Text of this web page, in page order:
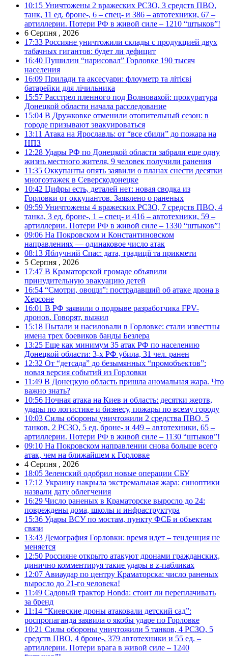
10:15 Уничтожены 2 вражеских РСЗО, 3 средств ПВО,
танк, 11 ед. броне-, 6 – спец- и 386 – автотехники, 67 –
артиллерии. Потери РФ в живой силе – 1210 “штыков”!
6 Серпня , 2026
17:33 Россияне уничтожили склады с продукцией двух
табачных гигантов: будет ли дефицит
16:40 Пушилин “нарисовал” Горловке 190 тысяч
населения
16:09 Прилади та аксесуари: флоуметр та літієві
батарейки для лічильника
15:57 Расстрел пленного под Волновахой: прокуратура
Донецкой области начала расследование
15:04 В Дружковке отменили отопительный сезон: в
городе призывают эвакуироваться
13:11 Атака на Ярославль: от “все сбили” до пожара на
НПЗ
12:28 Удары РФ по Донецкой области забрали еще одну
жизнь местного жителя, 9 человек получили ранения
11:35 Оккупанты опять заявили о планах снести десятки
многоэтажек в Северскодонецке
10:42 Цифры есть, деталей нет: новая сводка из
Горловки от оккупантов. Заявлено о раненых
09:59 Уничтожены 4 вражеских РСЗО, 7 средств ПВО, 4
танка, 3 ед. броне-, 1 – спец- и 416 – автотехники, 59 –
артиллерии. Потери РФ в живой силе – 1330 “штыков”!
09:06 На Покровском и Константиновском
направлениях — одинаковое число атак
08:13 Яблучний Спас: дата, традиції та прикмети
5 Серпня , 2026
17:47 В Краматорской громаде объявили
принудительную эвакуацию детей
16:54 “Смотри, овощи”: пострадавший об атаке дрона в
Херсоне
16:01 В РФ заявили о подрыве разработчика FPV-
дронов. Говорят, выжил
15:18 Пытали и насиловали в Горловке: стали известны
имена трех боевиков банды Безлера
13:25 Еще как минимум 35 атак РФ по населению
Донецкой области: 3-х РФ убила, 31 чел. ранен
12:32 От “детсада” до безымянных “промобъектов”:
новая версия событий из Горловки
11:49 В Донецкую область пришла аномальная жара. Что
важно знать?
10:56 Ночная атака на Киев и область: десятки жертв,
удары по логистике и бизнесу, пожары по всему городу
10:03 Силы обороны уничтожили 2 средства ПВО, 5
танков, 2 РСЗО, 5 ед. броне- и 449 – автотехники, 65 –
артиллерии. Потери РФ в живой силе – 1130 “штыков”!
09:10 На Покровском направлении снова больше всего
атак, чем на ближайшем к Горловке
4 Серпня , 2026
18:05 Зеленский одобрил новые операции СБУ
17:12 Украину накрыла экстремальная жара: синоптики
назвали дату облегчения
16:29 Число раненых в Краматорске выросло до 24:
повреждены дома, школы и инфраструктура
15:36 Удары ВСУ по мостам, пункту ФСБ и объектам
связи
13:43 Демография Горловки: время идет – тенденция не
меняется
12:50 Россияне открыто атакуют дронами гражданских,
цинично комментируя такие удары в z-пабликах
12:07 Авиаудар по центру Краматорска: число раненых
выросло до 21-го человека!
11:49 Садовый трактор Honda: стоит ли переплачивать
за бренд
11:14 “Киевские дроны атаковали детский сад”:
роспропаганда заявила о якобы ударе по Горловке
10:21 Силы обороны уничтожили 5 танков, 4 РСЗО, 5
средств ПВО, 4 броне-, 379 автотехники и 55 ед. –
артиллерии. Потери врага в живой силе – 1240